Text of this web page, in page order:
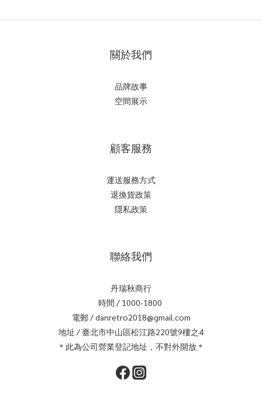
關於我們
品牌故事
空間展示
顧客服務
運送服務方式
退換貨政策
隱私政策
聯絡我們
丹瑞秋商行
時間 / 1000-1800
電郵 / danretro2018@gmail.com
地址 / 臺北市中山區松江路220號9樓之4
＊此為公司營業登記地址，不對外開放＊